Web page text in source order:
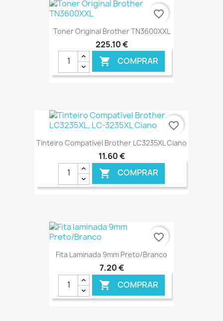
Toner Original Brother TN3600XXL
225,10 €
 COMPRAR
€ ONLINE
favorite_border
Tinteiro Compatível Brother LC3235XL Ciano
11,60 €
 COMPRAR
favorite_border
Fita Laminada 9mm Preto/Branco
7,20 €
 COMPRAR
favorite_border